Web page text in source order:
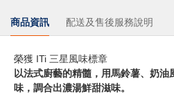
商品資訊 配送及售後服務說明
榮獲 ITi 三星風味標章
以法式廚藝的精髓，用馬鈴薯、奶
味，調合出濃湯鮮甜滋味。